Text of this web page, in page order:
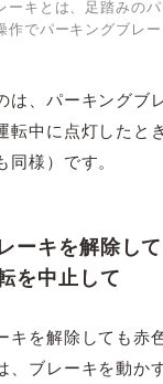
ーキとは、足踏みの
作でパーキングブレ
は、パーキングブ
転中に点灯したと
様）です。
ーキを解除し
を中止して
キを解除しても赤
、ブレーキを動か